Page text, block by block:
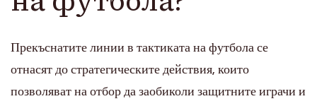
Прекъснатите линии в тактиката на футбола се
отнасят до стратегическите действия, които
позволяват на отбор да заобиколи защитните играчи и